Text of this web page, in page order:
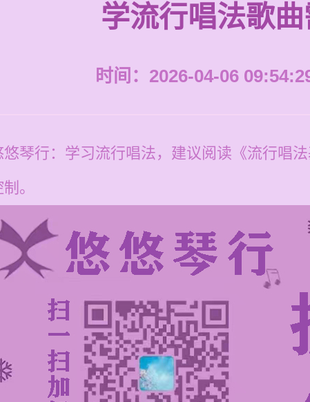
学流行唱法歌
时间：2026-04-06
悠琴行：学习流行唱法，建议阅读《流行唱
。